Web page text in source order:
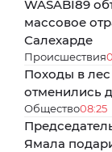
WASABI89
массовое
Салехарде
Происшествия
Походы в
отменились
Общество08:25
Ямала